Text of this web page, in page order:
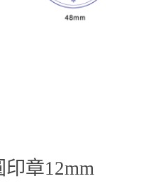
章12mm